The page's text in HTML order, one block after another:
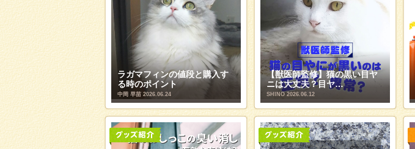
ラガマフィンの値段と購入す
る時のポイント
中岡 早苗 2026.06.24
【獣医師監修】猫の黒い目ヤ
ニは大丈夫？目ヤ…
SHINO 2026.06.12